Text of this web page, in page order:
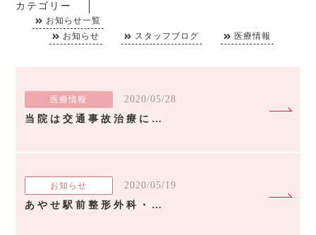
カテゴリー
お知らせ一覧
お知らせ
スタッフブログ 医療情報
医療情報
2020/05/28
当院は交通事故治療に力を入れています！
お知らせ
2020/05/19
あやせ駅前整形外科・内科で嬉しかったこと